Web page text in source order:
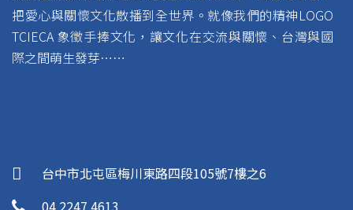
把愛心與關懷文化散播到全世界。就像我們的精神LOGO
TCIECA 象徵手捧文化，讓文化在交流與關懷、台灣與國
際之間萌生發芽……
台中市北屯區梅川東路四段105號7樓之6
04 2247 4613